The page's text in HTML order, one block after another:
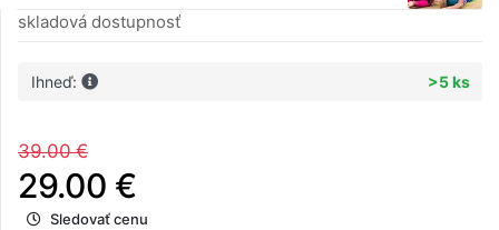
skladová dostupnosť
Ihneď: >5 ks
39.00 €
29.00 €
Sledovať cenu